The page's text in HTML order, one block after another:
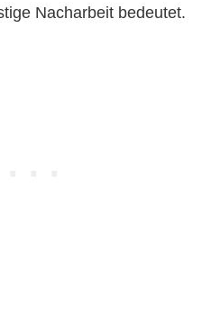
Nacharbeit bedeutet.